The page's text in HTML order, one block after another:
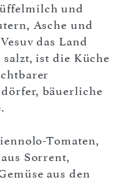
und
Asche und
das Land
ist die Küche
bäuerliche
Tomaten,
Sorrent,
aus den